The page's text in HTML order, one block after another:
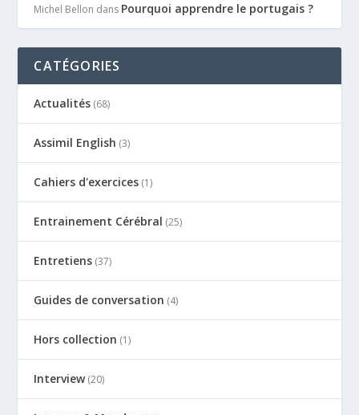
Michel Bellon dans Pourquoi apprendre le portugais ?
CATÉGORIES
Actualités (68)
Assimil English (3)
Cahiers d'exercices (1)
Entrainement Cérébral (25)
Entretiens (37)
Guides de conversation (4)
Hors collection (1)
Interview(20)